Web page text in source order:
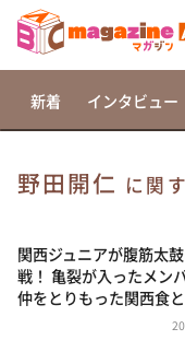
相席食堂
これ余談なんで
～人生密着ト
新着 インタビュー
野田開仁 に関
関西ジュニアが腹筋太
戦！ 亀裂が入ったメン
仲をとりもった関西食